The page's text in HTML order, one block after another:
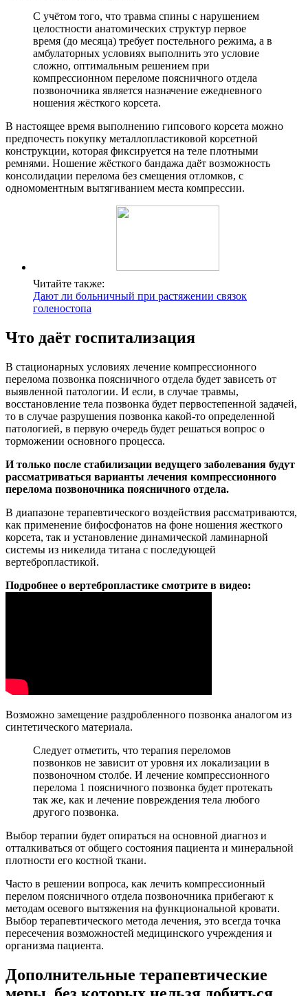
С учётом того, что травма спины с нарушением
целостности анатомических структур первое
время (до месяца) требует постельного режима, а в
амбулаторных условиях выполнить это условие
сложно, оптимальным решением при
компрессионном переломе поясничного отдела
позвоночника является назначение ежедневного
ношения жёсткого корсета.
В настоящее время выполнению гипсового корсета можно
предпочесть покупку металлопластиковой корсетной
конструкции, которая фиксируется на теле плотными
ремнями. Ношение жёсткого бандажа даёт возможность
консолидации перелома без смещения отломков, с
одномоментным вытягиванием места компрессии.
Читайте также:
Дают ли больничный при растяжении связок
голеностопа
Что даёт госпитализация
В стационарных условиях лечение компрессионного
перелома позвонка поясничного отдела будет зависеть от
выявленной патологии. И если, в случае травмы,
восстановление тела позвонка будет первостепенной задачей,
то в случае разрушения позвонка какой-то определенной
патологией, в первую очередь будет решаться вопрос о
торможении основного процесса.
И только после стабилизации ведущего заболевания будут
рассматриваться варианты лечения компрессионного
перелома позвоночника поясничного отдела.
В диапазоне терапевтического воздействия рассматриваются,
как применение бифосфонатов на фоне ношения жесткого
корсета, так и установление динамической ламинарной
системы из никелида титана с последующей
вертебропластикой.
Подробнее о вертебропластике смотрите в видео:
Возможно замещение раздробленного позвонка аналогом из
синтетического материала.
Следует отметить, что терапия переломов
позвонков не зависит от уровня их локализации в
позвоночном столбе. И лечение компрессионного
перелома 1 поясничного позвонка будет протекать
так же, как и лечение повреждения тела любого
другого позвонка.
Выбор терапии будет опираться на основной диагноз и
отталкиваться от общего состояния пациента и минеральной
плотности его костной ткани.
Часто в решении вопроса, как лечить компрессионный
перелом поясничного отдела позвоночника прибегают к
методам осевого вытяжения на функциональной кровати.
Выбор терапевтического метода лечения, это всегда точка
пересечения возможностей медицинского учреждения и
организма пациента.
Дополнительные терапевтические